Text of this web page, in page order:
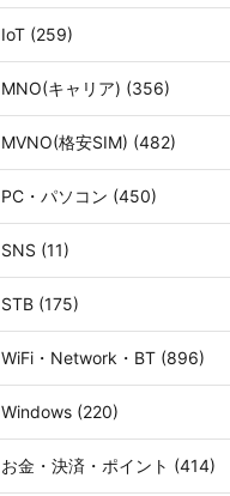
IoT (259)
MNO(キャリア) (356)
MVNO(格安SIM) (482)
PC・パソコン (450)
SNS (11)
STB (175)
WiFi・Network・BT (896)
Windows (220)
お金・決済・ポイント (414)